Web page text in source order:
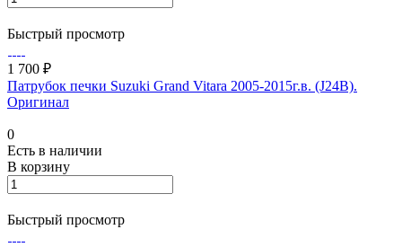
Быстрый просмотр
1 700 ₽
Патрубок печки Suzuki Grand Vitara 2005-2015г.в. (J24B).
Оригинал
0
Есть в наличии
В корзину
Быстрый просмотр